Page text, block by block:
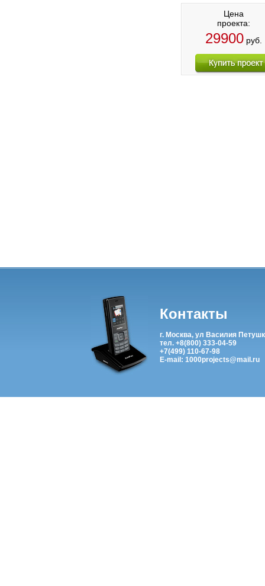
Цена
проекта:
29900руб.
Контакты
г. Москва, ул Василия
тел. +8(800) 333-04-59
+7(499) 110-67-98
E-mail: 1000projects@mail.ru